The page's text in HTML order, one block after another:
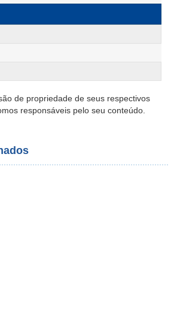
de propriedade de seus respectivos
responsáveis pelo seu conteúdo.